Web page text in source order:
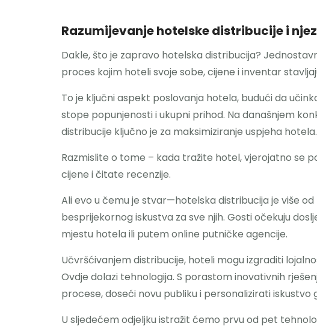
Razumijevanje hotelske distribucije i
Dakle, što je zapravo hotelska distribucija?
proces kojim hoteli svoje sobe, cijene i inventar
To je ključni aspekt poslovanja hotela, budući da
stope popunjenosti i ukupni prihod. Na današnjem
distribucije ključno je za maksimiziranje uspjeha hotela.
Razmislite o tome – kada tražite hotel, vjerojatno se
cijene i čitate recenzije.
Ali evo u čemu je stvar—hotelska distribucija je više
besprijekornog iskustva za sve njih. Gosti očekuju
mjestu hotela ili putem online putničke agencije.
Učvršćivanjem distribucije, hoteli mogu izgraditi
Ovdje dolazi tehnologija. S porastom inovativnih
procese, doseći novu publiku i personalizirati iskustvo
U sljedećem odjeljku istražit ćemo prvu od pet